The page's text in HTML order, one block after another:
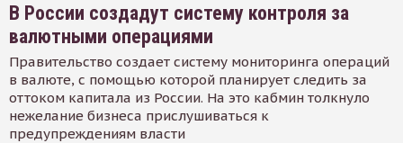
В России создадут систему контроля за
валютными операциями
Правительство создает систему мониторинга операций
в валюте, с помощью которой планирует следить за
оттоком капитала из России. На это кабмин толкнуло
нежелание бизнеса прислушиваться к
предупреждениям власти